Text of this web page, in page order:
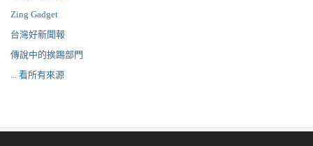
Zing Gadget
台灣好新聞報
傳說中的挨踢部門
... 看所有來源